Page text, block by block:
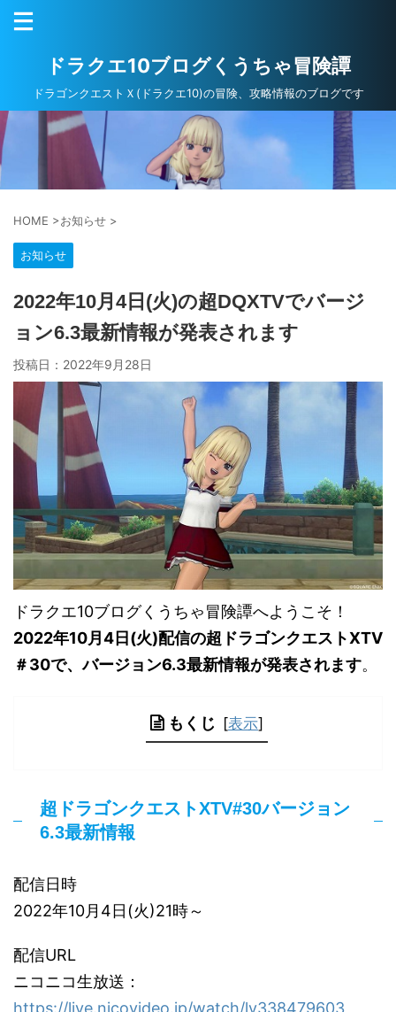
ドラクエ10ブログくうちゃ冒険譚
ドラゴンクエストＸ(ドラクエ10)の冒険、攻略情報のブログです
HOME >お知らせ >
お知らせ
2022年10月4日(火)の超DQXTVでバージ
ョン6.3最新情報が発表されます
投稿日： 2022年9月28日
ドラクエ10ブログくうちゃ冒険譚へようこそ！
2022年10月4日(火)配信の超ドラゴンクエストXTV
＃30で、バージョン6.3最新情報が発表されます。
もくじ [表示]
超ドラゴンクエストXTV#30バージョン
6.3最新情報
配信日時
2022年10月4日(火)21時～
配信URL
ニコニコ生放送：
https://live.nicovideo.jp/watch/lv338479603